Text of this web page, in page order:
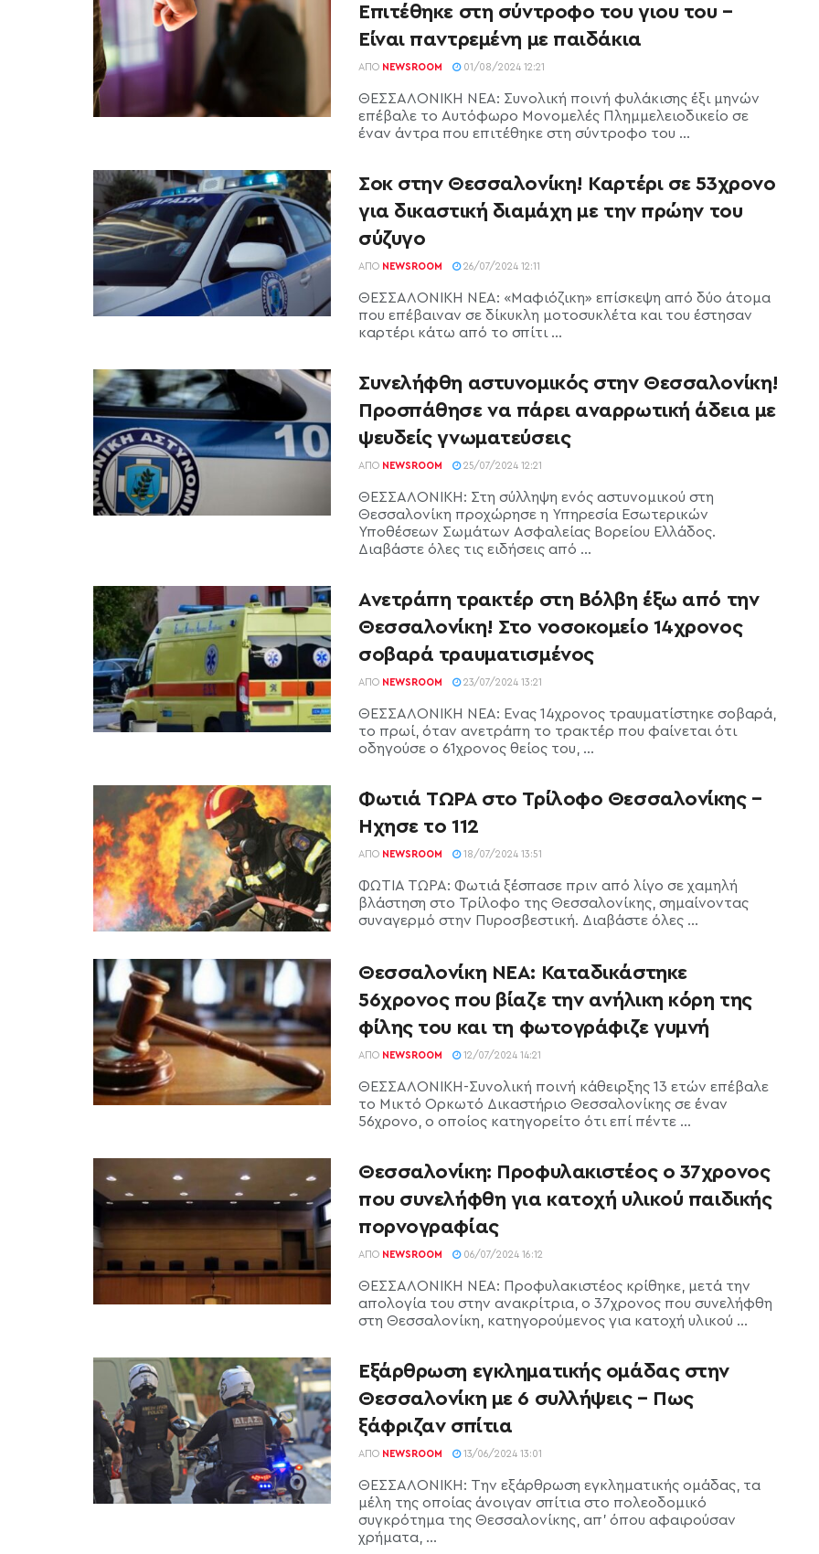
Επιτέθηκε στη σύντροφο του γιου του –
Είναι παντρεμένη με παιδάκια
ΑΠΌ NEWSROOM 01/08/2024 12:21
ΘΕΣΣΑΛΟΝΙΚΗ ΝΕΑ: Συνολική ποινή φυλάκισης έξι μηνών
επέβαλε το Αυτόφωρο Μονομελές Πλημμελειοδικείο σε
έναν άντρα που επιτέθηκε στη σύντροφο του ...
Σοκ στην Θεσσαλονίκη! Καρτέρι σε 53χρονο
για δικαστική διαμάχη με την πρώην του
σύζυγο
ΑΠΌ NEWSROOM 26/07/2024 12:11
ΘΕΣΣΑΛΟΝΙΚΗ ΝΕΑ: «Μαφιόζικη» επίσκεψη από δύο άτομα
που επέβαιναν σε δίκυκλη μοτοσυκλέτα και του έστησαν
καρτέρι κάτω από το σπίτι ...
Συνελήφθη αστυνομικός στην Θεσσαλονίκη!
Προσπάθησε να πάρει αναρρωτική άδεια με
ψευδείς γνωματεύσεις
ΑΠΌ NEWSROOM 25/07/2024 12:21
ΘΕΣΣΑΛΟΝΙΚΗ: Στη σύλληψη ενός αστυνομικού στη
Θεσσαλονίκη προχώρησε η Υπηρεσία Εσωτερικών
Υποθέσεων Σωμάτων Ασφαλείας Βορείου Ελλάδος.
Διαβάστε όλες τις ειδήσεις από ...
Ανετράπη τρακτέρ στη Βόλβη έξω από την
Θεσσαλονίκη! Στο νοσοκομείο 14χρονος
σοβαρά τραυματισμένος
ΑΠΌ NEWSROOM 23/07/2024 13:21
ΘΕΣΣΑΛΟΝΙΚΗ ΝΕΑ: Ένας 14χρονος τραυματίστηκε σοβαρά,
το πρωί, όταν ανετράπη το τρακτέρ που φαίνεται ότι
οδηγούσε ο 61χρονος θείος του, ...
Φωτιά ΤΩΡΑ στο Τρίλοφο Θεσσαλονίκης –
Ήχησε το 112
ΑΠΌ NEWSROOM 18/07/2024 13:51
ΦΩΤΙΑ ΤΩΡΑ: Φωτιά ξέσπασε πριν από λίγο σε χαμηλή
βλάστηση στο Τρίλοφο της Θεσσαλονίκης, σημαίνοντας
συναγερμό στην Πυροσβεστική. Διαβάστε όλες ...
Θεσσαλονίκη ΝΕΑ: Καταδικάστηκε
56χρονος που βίαζε την ανήλικη κόρη της
φίλης του και τη φωτογράφιζε γυμνή
ΑΠΌ NEWSROOM 12/07/2024 14:21
ΘΕΣΣΑΛΟΝΙΚΗ-Συνολική ποινή κάθειρξης 13 ετών επέβαλε
το Μικτό Ορκωτό Δικαστήριο Θεσσαλονίκης σε έναν
56χρονο, ο οποίος κατηγορείτο ότι επί πέντε ...
Θεσσαλονίκη: Προφυλακιστέος ο 37χρονος
που συνελήφθη για κατοχή υλικού παιδικής
πορνογραφίας
ΑΠΌ NEWSROOM 06/07/2024 16:12
ΘΕΣΣΑΛΟΝΙΚΗ ΝΕΑ: Προφυλακιστέος κρίθηκε, μετά την
απολογία του στην ανακρίτρια, ο 37χρονος που συνελήφθη
στη Θεσσαλονίκη, κατηγορούμενος για κατοχή υλικού ...
Εξάρθρωση εγκληματικής ομάδας στην
Θεσσαλονίκη με 6 συλλήψεις – Πως
ξάφριζαν σπίτια
ΑΠΌ NEWSROOM 13/06/2024 13:01
ΘΕΣΣΑΛΟΝΙΚΗ: Την εξάρθρωση εγκληματικής ομάδας, τα
μέλη της οποίας άνοιγαν σπίτια στο πολεοδομικό
συγκρότημα της Θεσσαλονίκης, απ' όπου αφαιρούσαν
χρήματα, ...